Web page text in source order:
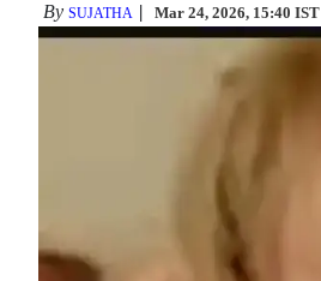
By SUJATHA Mar 24, 2026, 15:40 IST